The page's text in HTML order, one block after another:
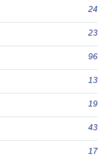
24
23
96
13
19
43
17